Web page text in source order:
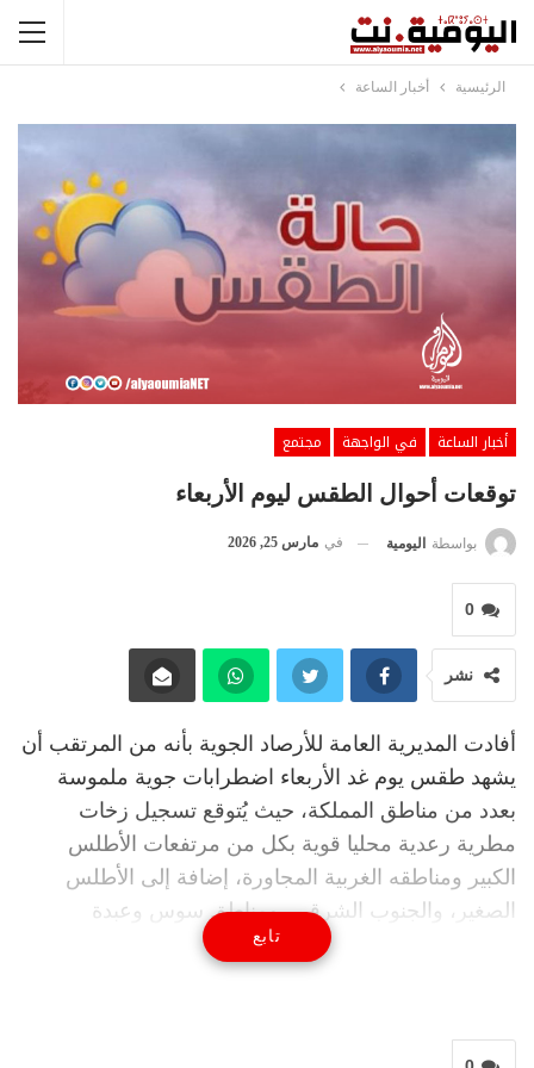
الرئيسية أخبار الساعة
أخبار الساعة في الواجهة
مجتمع
توقعات أحوال الطقس ليوم الأربعاء
بواسطة اليومية في مارس 25, 2026
0
نشر
أفادت المديرية العامة للأرصاد الجوية بأنه من المرتقب أن
يشهد طقس يوم غد الأربعاء اضطرابات جوية ملموسة
بعدد من مناطق المملكة، حيث يُتوقع تسجيل زخات
مطرية رعدية محليا قوية بكل من مرتفعات الأطلس
الكبير ومناطقه الغربية المجاورة، إضافة إلى الأطلس
الصغير، والجنوب الشرقي، ومناطق سوس وعبدة
تابع